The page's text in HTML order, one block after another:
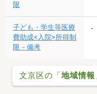
限
子ども・学生等医療
費助成<入院>所得制
限－備考
-
文京区の「地域情報